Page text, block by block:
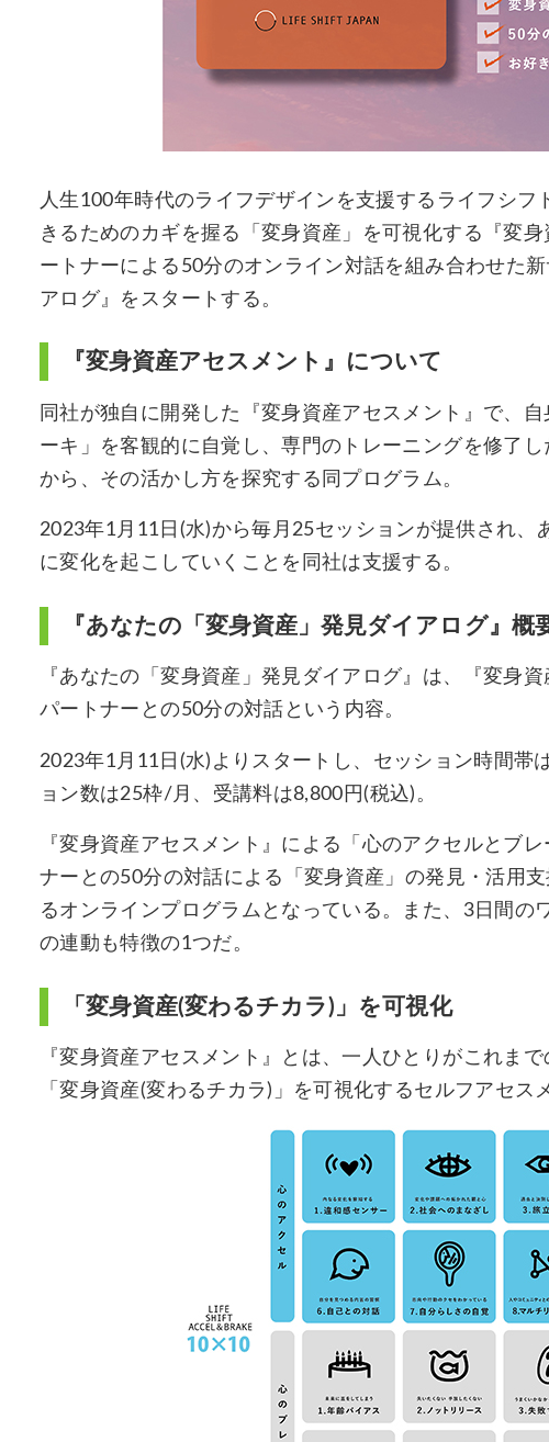
人生100年時代のライフデザインを支援するライフシ
きるためのカギを握る「変身資産」を可視化する『変
ートナーによる50分のオンライン対話を組み合わせた
アログ』をスタートする。
『変身資産アセスメント』について
同社が独自に開発した『変身資産アセスメント』で、
ーキ」を客観的に自覚し、専門のトレーニングを修了
から、その活かし方を探究する同プログラム。
2023年1月11日(水)から毎月25セッションが提供され、
に変化を起こしていくことを同社は支援する。
『あなたの「変身資産」発見ダイアログ』概
『あなたの「変身資産」発見ダイアログ』は、『変身
パートナーとの50分の対話という内容。
2023年1月11日(水)よりスタートし、セッション時間帯
ョン数は25枠/月、受講料は8,800円(税込)。
『変身資産アセスメント』による「心のアクセルとブ
ナーとの50分の対話による「変身資産」の発見・活用
るオンラインプログラムとなっている。また、3日間の
の連動も特徴の1つだ。
「変身資産(変わるチカラ)」を可視化
『変身資産アセスメント』とは、一人ひとりがこれま
「変身資産(変わるチカラ)」を可視化するセルフアセス